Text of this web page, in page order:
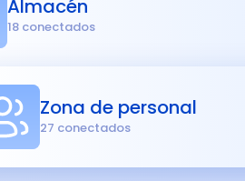
Almacén
18 conectados
Zona de personal
27 conectados